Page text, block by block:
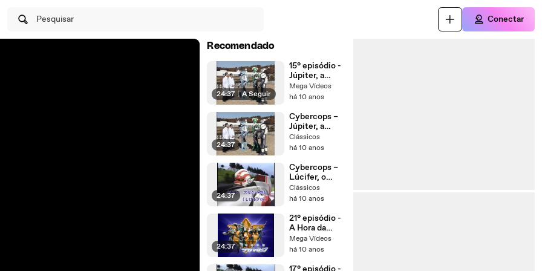
Pesquisar Conectar
Recomendado
24:37 | A Seguir
15° episódio -
Júpiter, a
Esperança do
Futuro
Mega Vídeos
há 10 anos
24:37
Cybercops –
Júpiter, a
Esperança do
Futuro ep15
Clássicos
há 10 anos
24:37
Cybercops –
Lúcifer, o
Emissário do
Demônio ep16
Clássicos
há 10 anos
24:37
21° episódio -
A Hora da
Verdade
Mega Vídeos
há 10 anos